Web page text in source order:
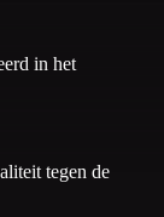
in het
tegen de